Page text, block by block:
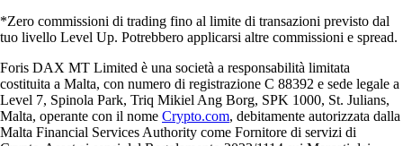
*Zero commissioni di trading fino al limite di transazioni previsto dal
tuo livello Level Up. Potrebbero applicarsi altre commissioni e spread.
Foris DAX MT Limited è una società a responsabilità limitata
costituita a Malta, con numero di registrazione C 88392 e sede legale a
Level 7, Spinola Park, Triq Mikiel Ang Borg, SPK 1000, St. Julians,
Malta, operante con il nome Crypto.com, debitamente autorizzata dalla
Malta Financial Services Authority come Fornitore di servizi di